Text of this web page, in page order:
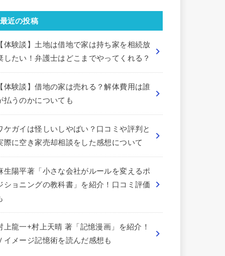
最近の投稿
体験談】土地は借地で家は持ち家を相続放
したい！弁護士はどこまでやってくれる？
体験談】借地の家は売れる？解体費用は誰
払うのかについても
ケガイは怪しいしやばい？口コミや評判と
際に空き家売却相談をした感想について
生陽平著「小さな会社がルールを変えるポ
ショニングの教科書」を紹介！口コミ評価
上龍一+村上天晴 著「記憶漫画」を紹介！
イメージ記憶術を読んだ感想も